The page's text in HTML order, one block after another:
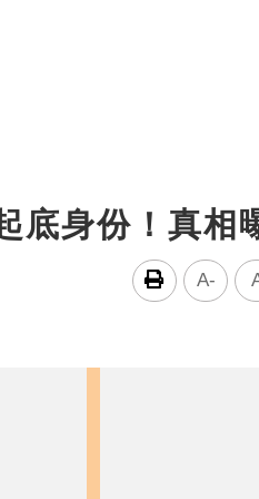
底身份！真相
A-